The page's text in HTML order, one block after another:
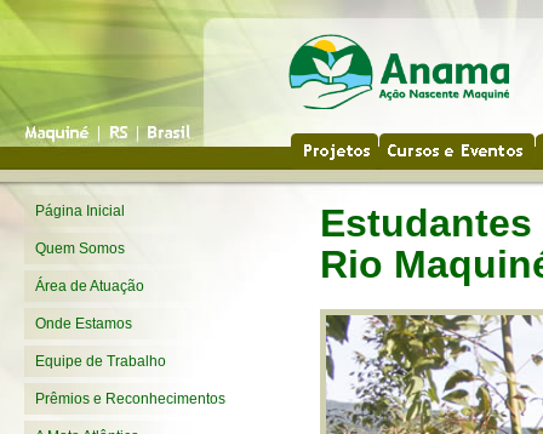
Página Inicial
Quem Somos
Área de Atuação
Onde Estamos
Equipe de Trabalho
Prêmios e Reconhecimentos
Rio